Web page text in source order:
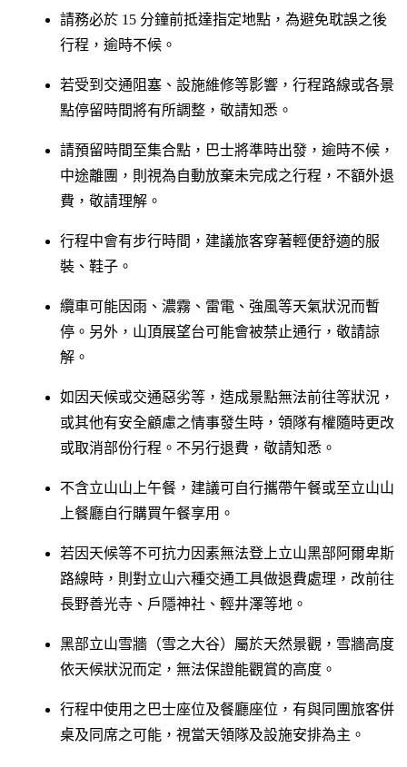
請務必於 15 分鐘前抵達指定地點，為避免耽誤之後
行程，逾時不候。
若受到交通阻塞、設施維修等影響，行程路線或各景
點停留時間將有所調整，敬請知悉。
請預留時間至集合點，巴士將準時出發，逾時不候，
中途離團，則視為自動放棄未完成之行程，不額外退
費，敬請理解。
行程中會有步行時間，建議旅客穿著輕便舒適的服
裝、鞋子。
纜車可能因雨、濃霧、雷電、強風等天氣狀況而暫
停。另外，山頂展望台可能會被禁止通行，敬請諒
解。
如因天候或交通惡劣等，造成景點無法前往等狀況，
或其他有安全顧慮之情事發生時，領隊有權隨時更改
或取消部份行程。不另行退費，敬請知悉。
不含立山山上午餐，建議可自行攜帶午餐或至立山山
上餐廳自行購買午餐享用。
若因天候等不可抗力因素無法登上立山黑部阿爾卑斯
路線時，則對立山六種交通工具做退費處理，改前往
長野善光寺、戶隱神社、輕井澤等地。
黑部立山雪牆（雪之大谷）屬於天然景觀，雪牆高度
依天候狀況而定，無法保證能觀賞的高度。
行程中使用之巴士座位及餐廳座位，有與同團旅客併
桌及同席之可能，視當天領隊及設施安排為主。